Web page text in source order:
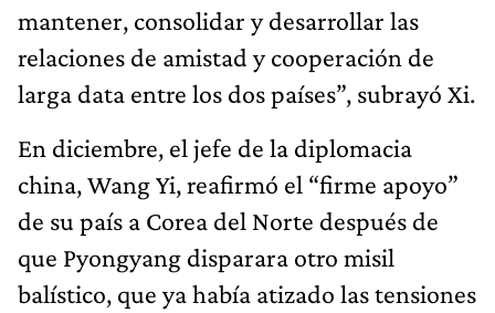
mantener, consolidar y desarrollar las
relaciones de amistad y cooperación de
larga data entre los dos países”, subrayó Xi.
En diciembre, el jefe de la diplomacia
china, Wang Yi, reafirmó el “firme apoyo”
de su país a Corea del Norte después de
que Pyongyang disparara otro misil
balístico, que ya había atizado las tensiones